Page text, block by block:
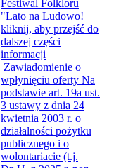
Festiwal Folkloru
"Lato na Ludowo!
kliknij, aby przejść do
dalszej części
informacji
Zawiadomienie o
wpłynięciu oferty Na
podstawie art. 19a ust.
3 ustawy z dnia 24
kwietnia 2003 r. o
działalności pożytku
publicznego i o
wolontariacie (t.j.